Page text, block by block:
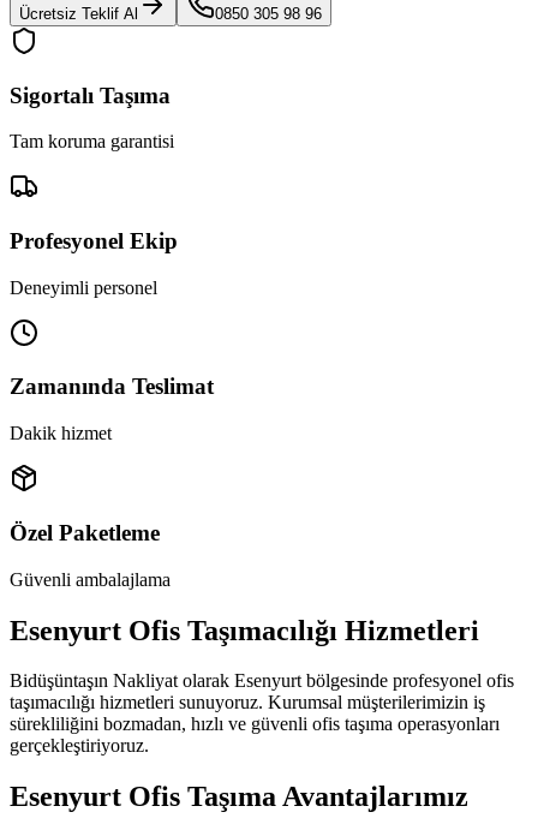
Ücretsiz Teklif Al 0850 305 98 96
Sigortalı Taşıma
Tam koruma garantisi
Profesyonel Ekip
Deneyimli personel
Zamanında Teslimat
Dakik hizmet
Özel Paketleme
Güvenli ambalajlama
Esenyurt Ofis Taşımacılığı Hizmetleri
Bidüşüntaşın Nakliyat olarak Esenyurt bölgesinde profesyonel ofis
taşımacılığı hizmetleri sunuyoruz. Kurumsal müşterilerimizin iş
sürekliliğini bozmadan, hızlı ve güvenli ofis taşıma operasyonları
gerçekleştiriyoruz.
Esenyurt Ofis Taşıma Avantajlarımız